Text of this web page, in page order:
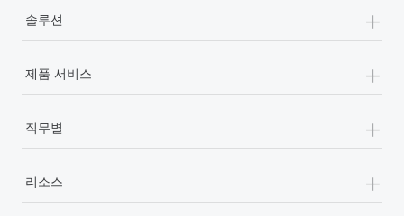
솔루션 +
제품 서비스 +
직무별 +
리소스 +